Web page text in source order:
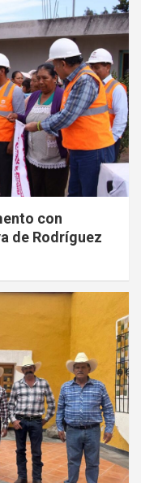
con
de Rodríguez